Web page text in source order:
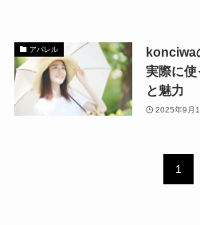
アパレル
konciwa
実際に
と魅力
2025年9月
1